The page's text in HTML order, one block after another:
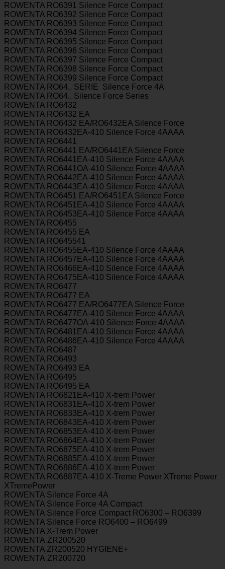
ROWENTA RO6391 Silence Force Compact
ROWENTA RO6392 Silence Force Compact
ROWENTA RO6393 Silence Force Compact
ROWENTA RO6394 Silence Force Compact
ROWENTA RO6395 Silence Force Compact
ROWENTA RO6396 Silence Force Compact
ROWENTA RO6397 Silence Force Compact
ROWENTA RO6398 Silence Force Compact
ROWENTA RO6399 Silence Force Compact
ROWENTA RO64.. SERIE Silence Force 4A
ROWENTA RO64.. Silence Force Series
ROWENTA RO6432
ROWENTA RO6432 EA
ROWENTA RO6432 EA/RO6432EA Silence Force
ROWENTA RO6432EA-410 Silence Force 4AAAA
ROWENTA RO6441
ROWENTA RO6441 EA/RO6441EA Silence Force
ROWENTA RO6441EA-410 Silence Force 4AAAA
ROWENTA RO6441OA-410 Silence Force 4AAAA
ROWENTA RO6442EA-410 Silence Force 4AAAA
ROWENTA RO6443EA-410 Silence Force 4AAAA
ROWENTA RO6451 EA/RO6451EA Silence Force
ROWENTA RO6451EA-410 Silence Force 4AAAA
ROWENTA RO6453EA-410 Silence Force 4AAAA
ROWENTA RO6455
ROWENTA RO6455 EA
ROWENTA RO645541
ROWENTA RO6455EA-410 Silence Force 4AAAA
ROWENTA RO6457EA-410 Silence Force 4AAAA
ROWENTA RO6466EA-410 Silence Force 4AAAA
ROWENTA RO6475EA-410 Silence Force 4AAAA
ROWENTA RO6477
ROWENTA RO6477 EA
ROWENTA RO6477 EA/RO6477EA Silence Force
ROWENTA RO6477EA-410 Silence Force 4AAAA
ROWENTA RO6477OA-410 Silence Force 4AAAA
ROWENTA RO6481EA-410 Silence Force 4AAAA
ROWENTA RO6486EA-410 Silence Force 4AAAA
ROWENTA RO6487
ROWENTA RO6493
ROWENTA RO6493 EA
ROWENTA RO6495
ROWENTA RO6495 EA
ROWENTA RO6821EA-410 X-trem Power
ROWENTA RO6831EA-410 X-trem Power
ROWENTA RO6833EA-410 X-trem Power
ROWENTA RO6843EA-410 X-trem Power
ROWENTA RO6853EA-410 X-trem Power
ROWENTA RO6864EA-410 X-trem Power
ROWENTA RO6875EA-410 X-trem Power
ROWENTA RO6885EA-410 X-trem Power
ROWENTA RO6886EA-410 X-trem Power
ROWENTA RO6887EA-410 X-Treme Power XTreme Power
XTremePower
ROWENTA Silence Force 4A
ROWENTA Silence Force 4A Compact
ROWENTA Silence Force Compact RO6300 – RO6399
ROWENTA Silence Force RO6400 – RO6499
ROWENTA X-Trem Power
ROWENTA ZR200520
ROWENTA ZR200520 HYGIENE+
ROWENTA ZR200720